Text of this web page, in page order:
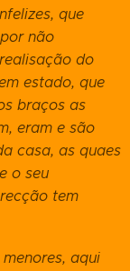
que
não
do
estado, que
braços as
eram e são
casa, as quaes
o seu
tem
aqui